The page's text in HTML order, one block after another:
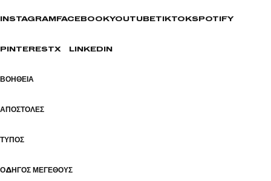
INSTAGRAM FACEBOOKYOUTUBETIKTOKSPOTIFY
PINTERESTX LINKEDIN
ΒΟΉΘΕΙΑ
ΑΠΟΣΤΟΛΈΣ
ΤΎΠΟΣ
ΟΔΗΓΌΣ ΜΕΓΈΘΟΥΣ